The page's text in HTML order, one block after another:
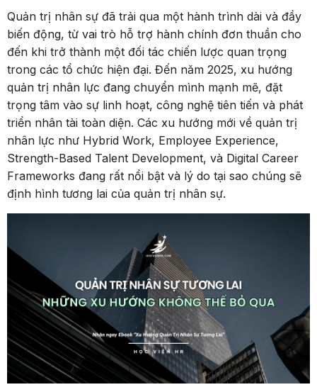
Quản trị nhân sự đã trải qua một hành trình dài và đầy
biến động, từ vai trò hỗ trợ hành chính đơn thuần cho
đến khi trở thành một đối tác chiến lược quan trọng
trong các tổ chức hiện đại. Đến năm 2025, xu hướng
quản trị nhân lực đang chuyển mình mạnh mẽ, đặt
trọng tâm vào sự linh hoạt, công nghệ tiên tiến và phát
triển nhân tài toàn diện. Các xu hướng mới về quản trị
nhân lực như Hybrid Work, Employee Experience,
Strength-Based Talent Development, và Digital Career
Frameworks đang rất nổi bật và lý do tại sao chúng sẽ
định hình tương lai của quản trị nhân sự.